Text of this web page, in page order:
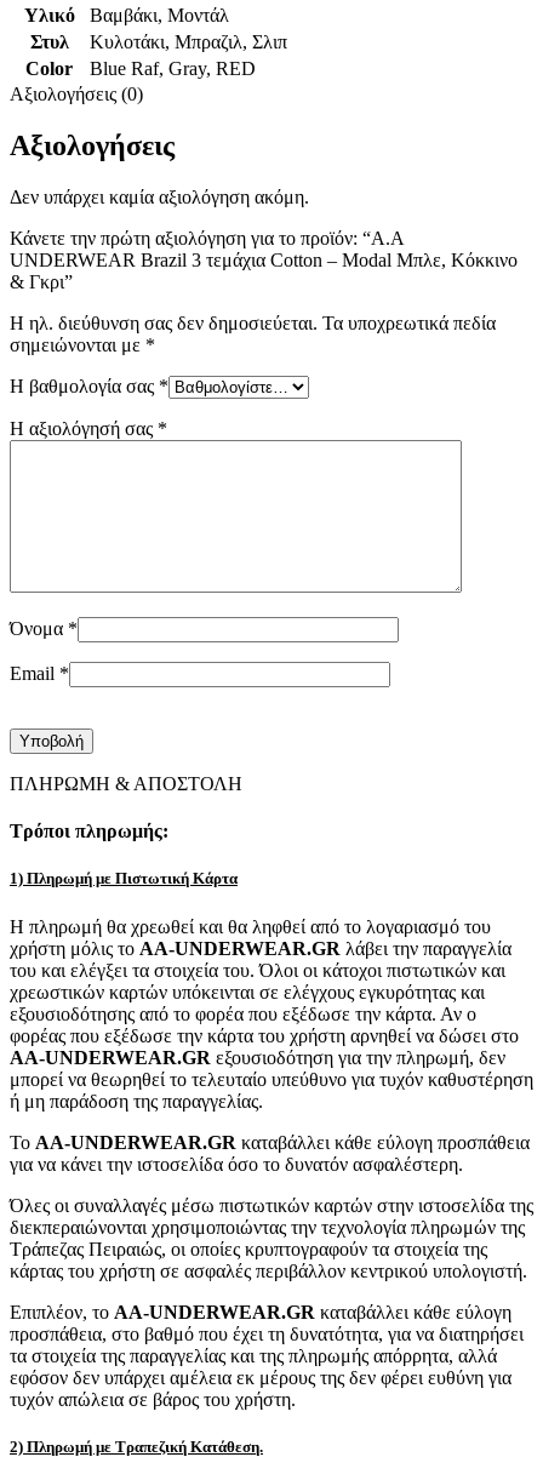
Υλικό
Βαμβάκι, Μοντάλ
Στυλ
Κυλοτάκι, Μπραζιλ, Σλιπ
Color
Blue Raf, Gray, RED
Αξιολογήσεις (0)
Αξιολογήσεις
Δεν υπάρχει καμία αξιολόγηση ακόμη.
Κάνετε την πρώτη αξιολόγηση για το προϊόν: “A.A
UNDERWEAR Brazil 3 τεμάχια Cotton – Modal Μπλε, Κόκκινο
& Γκρι”
Η ηλ. διεύθυνση σας δεν δημοσιεύεται. Τα υποχρεωτικά πεδία
σημειώνονται με *
Η βαθμολογία σας *
Η αξιολόγησή σας *
Όνομα *
Email *
ΠΛΗΡΩΜΗ & ΑΠΟΣΤΟΛΗ
Τρόποι πληρωμής:
1) Πληρωμή με Πιστωτική Κάρτα
Η πληρωμή θα χρεωθεί και θα ληφθεί από το λογαριασμό του
χρήστη μόλις το AA-UNDERWEAR.GR λάβει την παραγγελία
του και ελέγξει τα στοιχεία του. Όλοι οι κάτοχοι πιστωτικών και
χρεωστικών καρτών υπόκεινται σε ελέγχους εγκυρότητας και
εξουσιοδότησης από το φορέα που εξέδωσε την κάρτα. Αν ο
φορέας που εξέδωσε την κάρτα του χρήστη αρνηθεί να δώσει στο
AA-UNDERWEAR.GR εξουσιοδότηση για την πληρωμή, δεν
μπορεί να θεωρηθεί το τελευταίο υπεύθυνο για τυχόν καθυστέρηση
ή μη παράδοση της παραγγελίας.
Το AA-UNDERWEAR.GR καταβάλλει κάθε εύλογη προσπάθεια
για να κάνει την ιστοσελίδα όσο το δυνατόν ασφαλέστερη.
Όλες οι συναλλαγές μέσω πιστωτικών καρτών στην ιστοσελίδα της
διεκπεραιώνονται χρησιμοποιώντας την τεχνολογία πληρωμών της
Τράπεζας Πειραιώς, οι οποίες κρυπτογραφούν τα στοιχεία της
κάρτας του χρήστη σε ασφαλές περιβάλλον κεντρικού υπολογιστή.
Επιπλέον, το AA-UNDERWEAR.GR καταβάλλει κάθε εύλογη
προσπάθεια, στο βαθμό που έχει τη δυνατότητα, για να διατηρήσει
τα στοιχεία της παραγγελίας και της πληρωμής απόρρητα, αλλά
εφόσον δεν υπάρχει αμέλεια εκ μέρους της δεν φέρει ευθύνη για
τυχόν απώλεια σε βάρος του χρήστη.
2) Πληρωμή με Τραπεζική Κατάθεση.